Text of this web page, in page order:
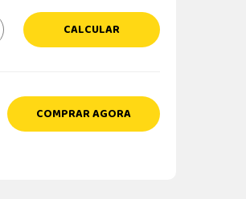
CALCULAR
COMPRAR AGORA